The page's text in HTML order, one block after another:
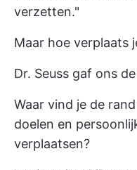
verzetten."
Maar hoe verplaats
Dr. Seuss gaf ons
Waar vind je de
doelen en
verplaatsen?